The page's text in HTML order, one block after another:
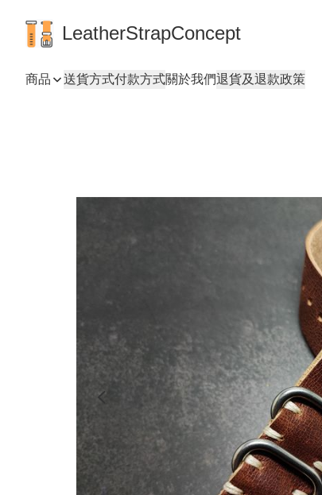
LeatherStrapConcept
商品 送貨方式付款方式關於我們退貨及退款政策